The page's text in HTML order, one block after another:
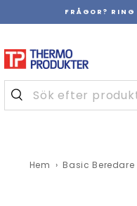
FRÅGOR?
Hem › Basic Beredare